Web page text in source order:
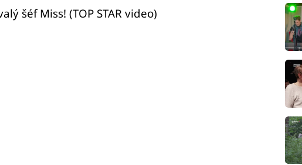
šéf Miss! (TOP STAR video)